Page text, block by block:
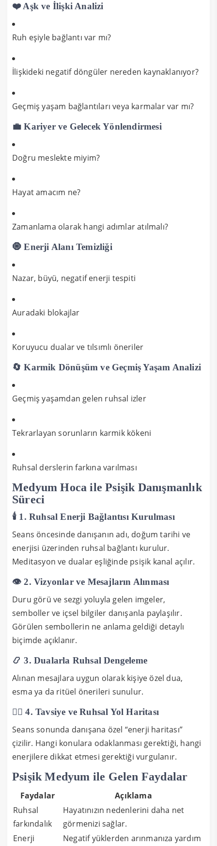
❤️ Aşk ve İlişki Analizi
Ruh eşiyle bağlantı var mı?
İlişkideki negatif döngüler nereden kaynaklanıyor?
Geçmiş yaşam bağlantıları veya karmalar var mı?
💼 Kariyer ve Gelecek Yönlendirmesi
Doğru meslekte miyim?
Hayat amacım ne?
Zamanlama olarak hangi adımlar atılmalı?
🧿 Enerji Alanı Temizliği
Nazar, büyü, negatif enerji tespiti
Auradaki blokajlar
Koruyucu dualar ve tılsımlı öneriler
🔄 Karmik Dönüşüm ve Geçmiş Yaşam Analizi
Geçmiş yaşamdan gelen ruhsal izler
Tekrarlayan sorunların karmik kökeni
Ruhsal derslerin farkına varılması
Medyum Hoca ile Psişik Danışmanlık
Süreci
🕯️ 1. Ruhsal Enerji Bağlantısı Kurulması
Seans öncesinde danışanın adı, doğum tarihi ve
enerjisi üzerinden ruhsal bağlantı kurulur.
Meditasyon ve dualar eşliğinde psişik kanal açılır.
👁️ 2. Vizyonlar ve Mesajların Alınması
Duru görü ve sezgi yoluyla gelen imgeler,
semboller ve içsel bilgiler danışanla paylaşılır.
Görülen sembollerin ne anlama geldiği detaylı
biçimde açıklanır.
📿 3. Dualarla Ruhsal Dengeleme
Alınan mesajlara uygun olarak kişiye özel dua,
esma ya da ritüel önerileri sunulur.
🧘‍♂️ 4. Tavsiye ve Ruhsal Yol Haritası
Seans sonunda danışana özel “enerji haritası”
çizilir. Hangi konulara odaklanması gerektiği, hangi
enerjilere dikkat etmesi gerektiği vurgulanır.
Psişik Medyum ile Gelen Faydalar
Faydalar
Açıklama
Ruhsal
farkındalık
Hayatınızın nedenlerini daha net
görmenizi sağlar.
Enerji
Negatif yüklerden arınmanıza yardım